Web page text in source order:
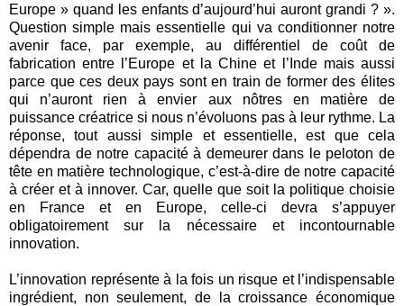
Europe » quand les enfants d’aujourd’hui auront grandi ? ».
Question simple mais essentielle qui va conditionner notre
avenir face, par exemple, au différentiel de coût de
fabrication entre l’Europe et la Chine et l’Inde mais aussi
parce que ces deux pays sont en train de former des élites
qui n’auront rien à envier aux nôtres en matière de
puissance créatrice si nous n’évoluons pas à leur rythme. La
réponse, tout aussi simple et essentielle, est que cela
dépendra de notre capacité à demeurer dans le peloton de
tête en matière technologique, c’est-à-dire de notre capacité
à créer et à innover. Car, quelle que soit la politique choisie
en France et en Europe, celle-ci devra s’appuyer
obligatoirement sur la nécessaire et incontournable
innovation.
L’innovation représente à la fois un risque et l’indispensable
ingrédient, non seulement, de la croissance économique